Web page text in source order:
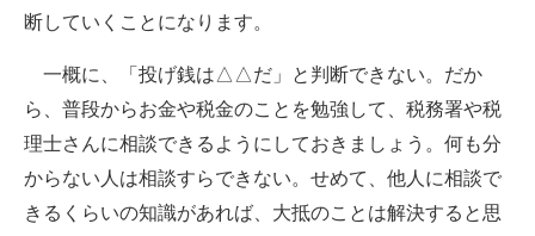
断していくことになります。
一概に、「投げ銭は△△だ」と判断できない。だか
ら、普段からお金や税金のことを勉強して、税務署や税
理士さんに相談できるようにしておきましょう。何も分
からない人は相談すらできない。せめて、他人に相談で
きるくらいの知識があれば、大抵のことは解決すると思